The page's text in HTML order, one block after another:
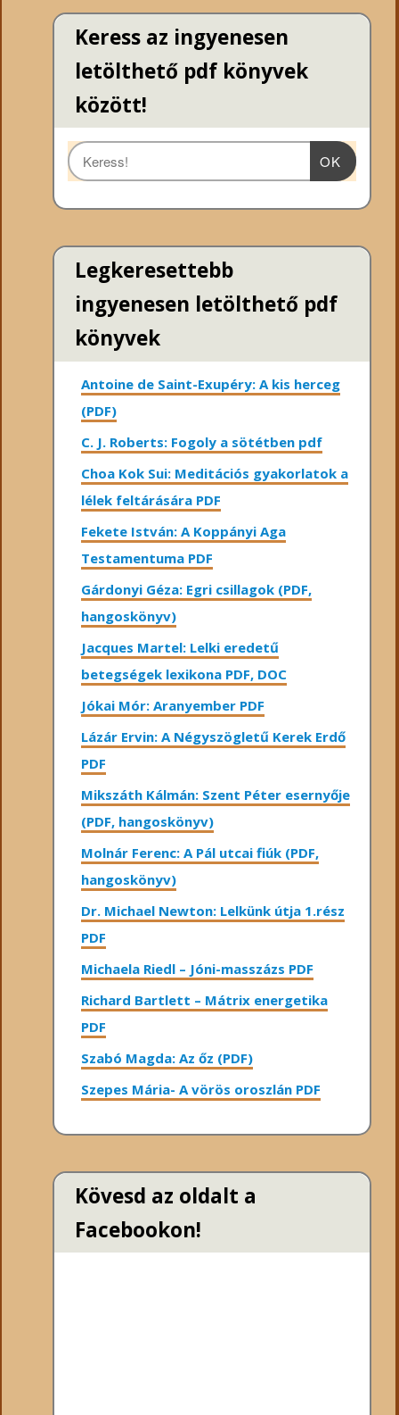
Keress az ingyenesen
letölthető pdf könyvek
között!
OK
Legkeresettebb
ingyenesen letölthető pdf
könyvek
Antoine de Saint-Exupéry: A kis herceg
(PDF)
C. J. Roberts: Fogoly a sötétben pdf
Choa Kok Sui: Meditációs gyakorlatok a
lélek feltárására PDF
Fekete István: A Koppányi Aga
Testamentuma PDF
Gárdonyi Géza: Egri csillagok (PDF,
hangoskönyv)
Jacques Martel: Lelki eredetű
betegségek lexikona PDF, DOC
Jókai Mór: Aranyember PDF
Lázár Ervin: A Négyszögletű Kerek Erdő
PDF
Mikszáth Kálmán: Szent Péter esernyője
(PDF, hangoskönyv)
Molnár Ferenc: A Pál utcai fiúk (PDF,
hangoskönyv)
Dr. Michael Newton: Lelkünk útja 1.rész
PDF
Michaela Riedl – Jóni-masszázs PDF
Richard Bartlett – Mátrix energetika
PDF
Szabó Magda: Az őz (PDF)
Szepes Mária- A vörös oroszlán PDF
Kövesd az oldalt a
Facebookon!